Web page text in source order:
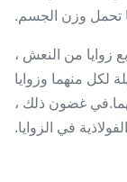
تحمل وزن الجسم.
زوايا من النعش ،
لكل منهما وزوايا
غضون ذلك ،
في الزوايا.